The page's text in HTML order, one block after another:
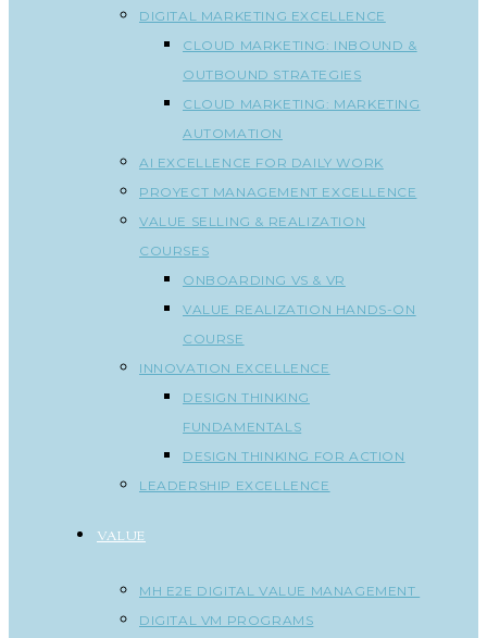
DIGITAL MARKETING EXCELLENCE
CLOUD MARKETING: INBOUND &
OUTBOUND STRATEGIES
CLOUD MARKETING: MARKETING
AUTOMATION
AI EXCELLENCE FOR DAILY WORK
PROYECT MANAGEMENT EXCELLENCE
VALUE SELLING & REALIZATION
COURSES
ONBOARDING VS & VR
VALUE REALIZATION HANDS-ON
COURSE
INNOVATION EXCELLENCE
DESIGN THINKING
FUNDAMENTALS
DESIGN THINKING FOR ACTION
LEADERSHIP EXCELLENCE
VALUE
MH E2E DIGITAL VALUE MANAGEMENT
DIGITAL VM PROGRAMS